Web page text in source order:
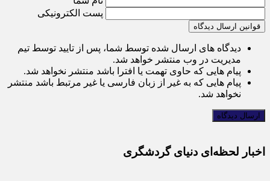
پست الکترونیکی
قوانین ارسال دیدگاه
دیدگاه های ارسال شده توسط شما، پس از تایید توسط تیم
مدیریت در وب منتشر خواهد شد.
پیام هایی که حاوی تهمت یا افترا باشد منتشر نخواهد شد.
پیام هایی که به غیر از زبان فارسی یا غیر مرتبط باشد منتشر
نخواهد شد.
اخبار لحظه‌ای دنیای گردشگری